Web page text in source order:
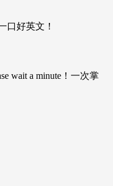
口好英文！
wait a minute！一次掌